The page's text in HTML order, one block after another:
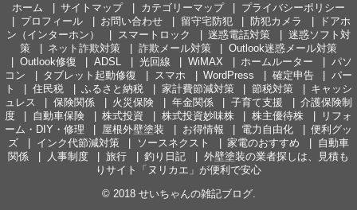
ホーム サイトマップ カテゴリーマップ
プライバシーポリシー
プロフィール
お問い合わせ 留守宅防犯 防犯カメラ
ドアホ
ン（インターホン）
スマートロック 迷惑電話対策
迷惑ソフト対
策
ネット詐欺対策 詐欺メール対策
Outlook迷惑メール対策
Outlook修復
ADSL 光回線 WiMAX ホームルーター
パソ
コン
タブレット起動修復 スマホ WordPress 確定申告
パー
ト
住民税 ふるさと納税 家計費節減対策 節税対策
キャッシ
ュレス
保険関係 火災保険 年金関係 子育て支援
介護保険制
度
自動車保険 株式投資 株式投資妙味株 株主優待株
リフォ
ーム・DIY・修理
屋根外壁塗装 お得情報 電力自由化
便利グッ
ズ
インク代節減対策 ソースネクスト 家電のおすすめ
自動車
関係
人事制度 旅行 釣り日記
外壁塗装の業者探しは、見積も
りサイト「ヌリカエ」が便利で安心
© 2018 せいちゃんの雑記ブログ.